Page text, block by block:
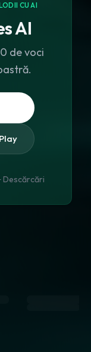
CU AI
AI
de voci
Descărcări